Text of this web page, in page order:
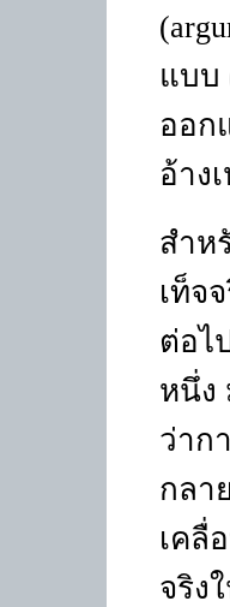
(
แบบ
ออก
อ้าง
สำห
เท็จ
ต่อไ
หนึ่ง
ว่าก
กลา
เคลื่
จริง